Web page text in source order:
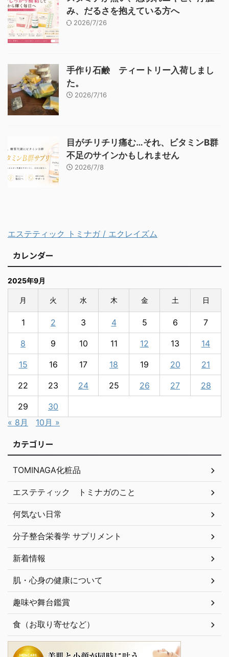
み、だるさを抱えている方へ
2026/7/26
手作り石鹸 ティートリー入荷しまし
た。
2026/7/16
目がチリチリ痛む…それ、ビタミンB群
不足のサインかもしれません
2026/7/8
エステティック トミナガ / エクレイズム
カレンダー
2025年9月
月 火 水 木 金 土 日
1 2 3 4 5 6 7
8 9 10 11 12 13 14
15 16 17 18 19 20 21
22 23 24 25 26 27 28
29
30
« 8月
10月 »
カテゴリー
TOMINAGA化粧品
エステティック トミナガのこと
何気ない日常
分子整合栄養学 サプリメント
新着情報
肌・心身の健康について
趣味や舞台鑑賞
食（お取り寄せなど）